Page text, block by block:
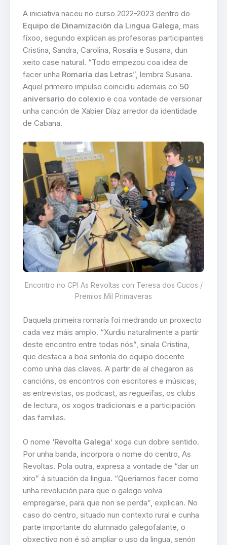
A iniciativa naceu no curso 2022-2023 dentro do
Equipo de Dinamización da Lingua Galega , mais
fíxoo, segundo explican as profesoras participantes
Cristina, Sandra, Carolina, Rosalía e Susana, dun
xeito case natural. “Todo empezou coa idea de
facer unha Romaría das Letras”, lembra Susana.
Aquel primeiro impulso coincidiu ademais co 50
aniversario do colexio e coa vontade de versionar
unha canción de Xabier Díaz arredor da identidade
de Cabana.
Encontro no CPI As Revoltas con Teresa dos Cucos /
Premios Mil Primaveras
Daquela primeira romaría foi medrando un proxecto
cada vez máis amplo. “Xurdiu naturalmente a partir
deste encontro entre todas nós”, sinala Cristina,
que destaca a boa sintonía do equipo docente
como unha das claves. A partir de aí chegaron as
cancións, os encontros con escritores e músicas,
as entrevistas, os podcast, as regueifas, os clubs
de lectura, os xogos tradicionais e a participación
das familias.
O nome ‘Revolta Galega’ xoga cun dobre sentido.
Por unha banda, incorpora o nome do centro, As
Revoltas. Pola outra, expresa a vontade de “dar un
xiro” á situación da lingua. “Queriamos facer como
unha revolución para que o galego volva
empregarse, para que non se perda”, explican. No
caso do centro, situado nun contexto rural e cunha
parte importante do alumnado galegofalante, o
obxectivo non é só ampliar o uso da lingua, senón